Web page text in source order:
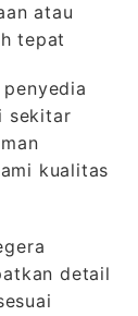
atau
tepat
sekitar
kualitas
detail